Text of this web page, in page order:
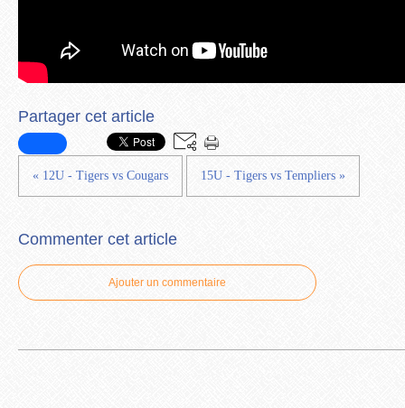
Partager cet article
« 12U - Tigers vs Cougars 15U - Tigers vs Templiers »
Commenter cet article
Ajouter un commentaire